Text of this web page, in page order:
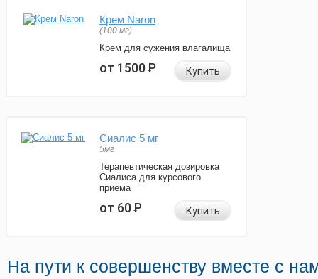
Крем Naron
(100 мг)
Крем для сужения влагалища
от 1500Р Купить
Сиалис 5 мг
5мг
Терапевтическая дозировка
Сиалиса для курсового
приема
от 60Р Купить
На пути к совершенству вместе с